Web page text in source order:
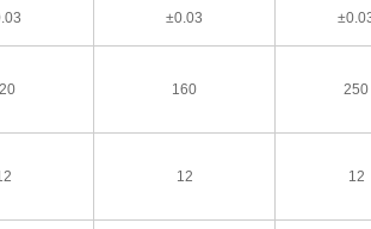
±0.03
160 250
12 12